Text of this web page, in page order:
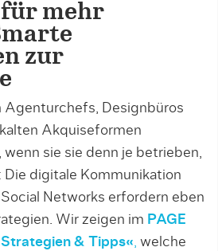
mehr
zur
Agenturchefs, Designbüros
Akquiseformen
sie sie denn je betrieben,
Die digitale Kommunikation
Networks erfordern eben
Wir zeigen im PAGE
& Tipps« welche